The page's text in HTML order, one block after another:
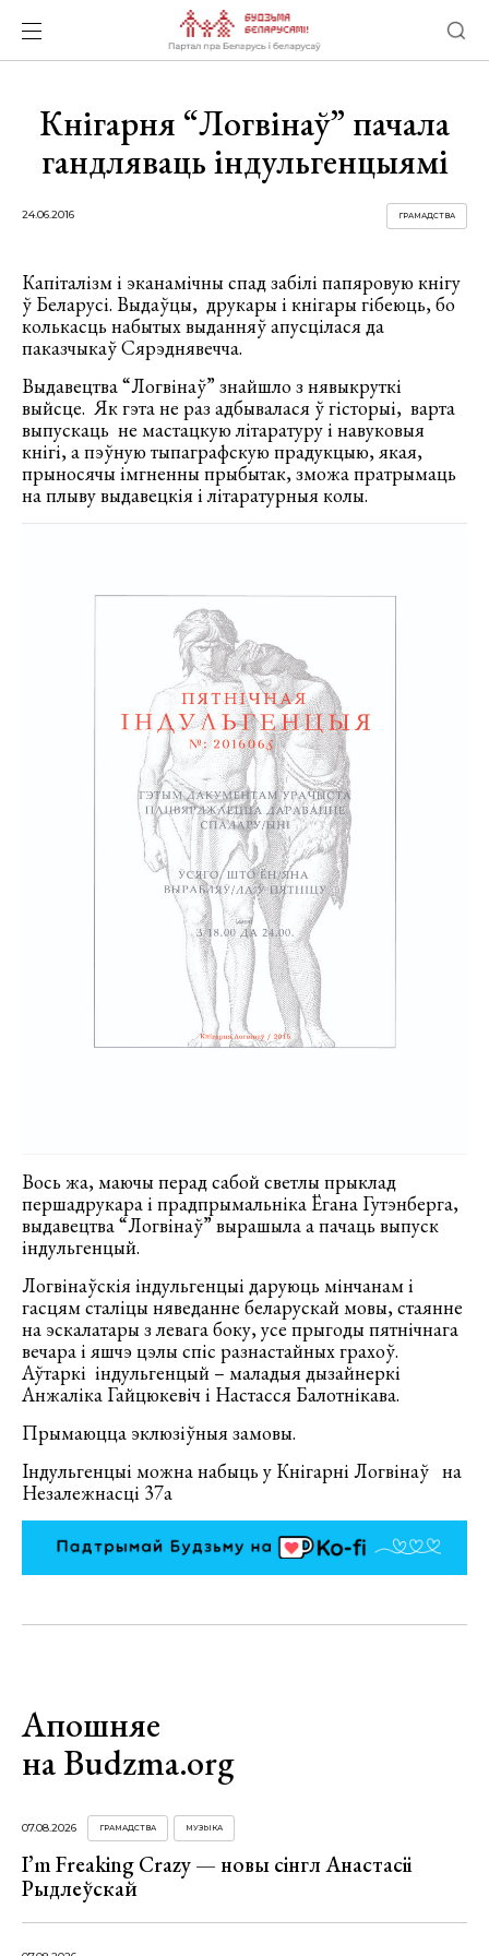
Кнігарня “Логвінаў” пачала
гандляваць індульгенцыямі
24.06.2016 ГРАМАДСТВА
Капіталізм і эканамічны спад забілі папяровую кнігу
ў Беларусі. Выдаўцы, друкары і кнігары гібеюць, бо
колькасць набытых выданняў апусцілася да
паказчыкаў Сярэднявечча.
Выдавецтва “Логвінаў” знайшло з нявыкруткі
выйсце. Як гэта не раз адбывалася ў гісторыі, варта
выпускаць не мастацкую літаратуру і навуковыя
кнігі, а пэўную тыпаграфскую прадукцыю, якая,
прыносячы імгненны прыбытак, зможа пратрымаць
на плыву выдавецкія і літаратурныя колы.
Вось жа, маючы перад сабой светлы прыклад
першадрукара і прадпрымальніка Ёгана Гутэнберга,
выдавецтва “Логвінаў” вырашыла а пачаць выпуск
індульгенцый.
Логвінаўскія індульгенцыі даруюць мінчанам і
гасцям сталіцы няведанне беларускай мовы, стаянне
на эскалатары з левага боку, усе прыгоды пятнічнага
вечара і яшчэ цэлы спіс разнастайных грахоў.
Аўтаркі індульгенцый – маладыя дызайнеркі
Анжаліка Гайцюкевіч і Настасся Балотнікава.
Прымаюцца эклюзіўныя замовы.
Індульгенцыі можна набыць у Кнігарні Логвінаў на
Незалежнасці 37а
Апошняе
на Budzma.org
07.08.2026 ГРАМАДСТВА МУЗЫКА
I’m Freaking Crazy — новы сінгл Анастасіі
Рыдлеўскай